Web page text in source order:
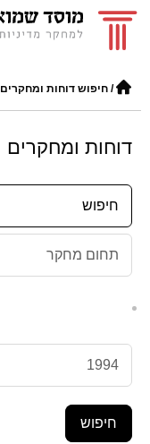
/ חיפוש דוחות ומחקרים
דוחות ומחקרים